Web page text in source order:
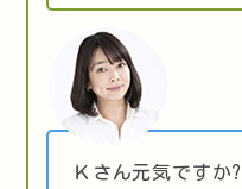
Ｋさん元気ですか